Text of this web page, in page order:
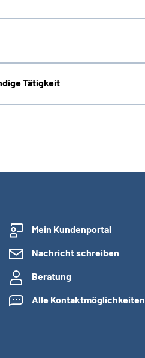
Tätigkeit
Mein Kundenportal
Nachricht schreiben
Beratung
Alle Kontaktmöglichkeiten